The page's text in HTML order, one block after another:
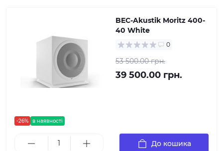
-26% в наявності
BEC-Akustik Moritz 400-
40 White
0
53 500.00 грн.
39 500.00 грн.
До кошика